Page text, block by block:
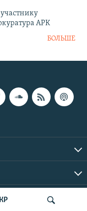
АРК
БОЛЬШЕ
| Все права защищены.